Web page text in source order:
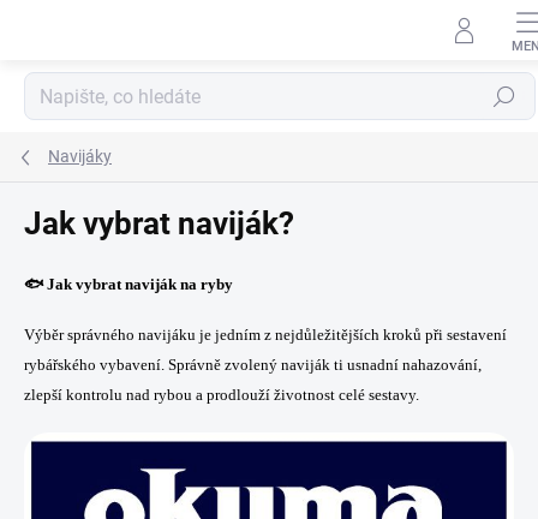
Hledat
Navijáky
Jak vybrat naviják?
🐟Jak vybrat naviják na ryby
Výběr správného navijáku je jedním z nejdůležitějších kroků při sestavení
rybářského vybavení. Správně zvolený naviják ti usnadní nahazování,
zlepší kontrolu nad rybou a prodlouží životnost celé sestavy.